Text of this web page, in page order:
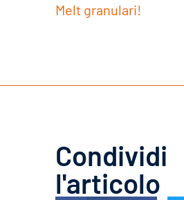
Melt granulari!
Condividi
l'articolo